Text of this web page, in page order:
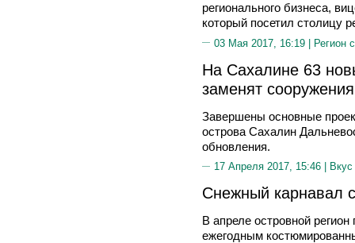
регионального бизнеса,
который посетил столицу
03 Мая 2017, 16:19 | Регион
На Сахалине 63
заменят
Завершены основные
острова Сахалин
обновления.
17 Апреля 2017, 15:46 |
Снежный карнавал
В апреле островной регион
ежегодным